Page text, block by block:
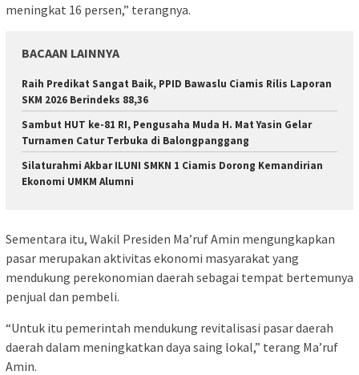
meningkat 16 persen,” terangnya.
BACAAN LAINNYA
Raih Predikat Sangat Baik, PPID Bawaslu Ciamis Rilis Laporan
SKM 2026 Berindeks 88,36
Sambut HUT ke-81 RI, Pengusaha Muda H. Mat Yasin Gelar
Turnamen Catur Terbuka di Balongpanggang
Silaturahmi Akbar ILUNI SMKN 1 Ciamis Dorong Kemandirian
Ekonomi UMKM Alumni
Sementara itu, Wakil Presiden Ma’ruf Amin mengungkapkan
pasar merupakan aktivitas ekonomi masyarakat yang
mendukung perekonomian daerah sebagai tempat bertemunya
penjual dan pembeli.
“Untuk itu pemerintah mendukung revitalisasi pasar daerah
daerah dalam meningkatkan daya saing lokal,” terang Ma’ruf
Amin.